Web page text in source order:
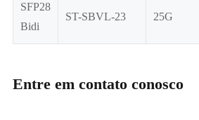
SFP28
Bidi
ST-SBVL-23 25G
Entre em contato conosco